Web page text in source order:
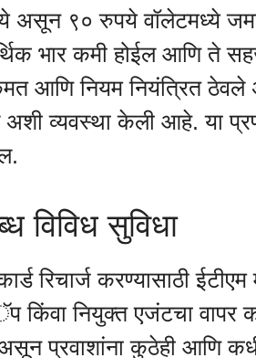
असून ९० रुपये वॉलेटमध्ये
भार कमी होईल आणि ते
आणि नियम नियंत्रित ठेवले
अशी व्यवस्था केली आहे. या
विविध सुविधा
रिचार्ज करण्यासाठी
किंवा नियुक्त एजंटचा वापर
प्रवाशांना कुठेही आणि